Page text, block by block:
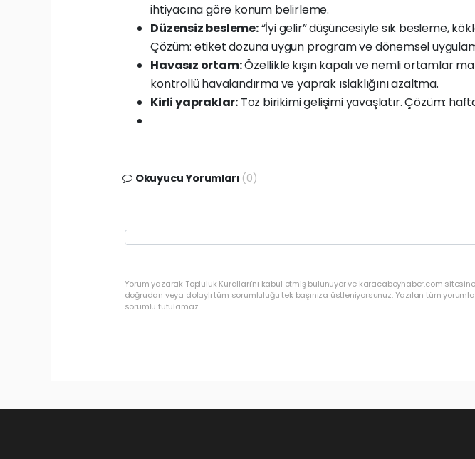
ihtiyacına göre konum belirleme.
Düzensiz besleme:“İyi gelir” düşüncesiyle sık besleme,
Çözüm: etiket dozuna uygun program ve dönemsel
Havasız ortam:Özellikle kışın kapalı ve nemli ortamlar
kontrollü havalandırma ve yaprak ıslaklığını azaltma.
Kirli yapraklar: Toz birikimi gelişimi yavaşlatır. Çözüm:
Okuyucu Yorumları (0)
Yorum yazarak Topluluk Kuralları’nı kabul etmiş bulunuyor ve karacabeyhaber.com
doğrudan veya dolaylı tüm sorumluluğu tek başınıza üstleniyorsunuz. Yazılan tüm
sorumlu tutulamaz.